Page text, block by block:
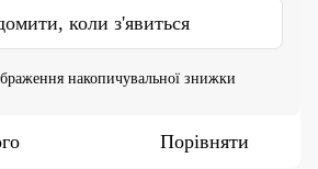
коли з'явиться
накопичувальної знижки
Порівняти